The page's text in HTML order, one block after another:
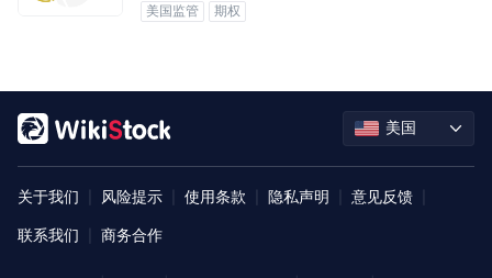
美国监管
期权
美国
关于我们 风险提示 使用条款 隐私声明 意见反馈
联系我们 商务合作